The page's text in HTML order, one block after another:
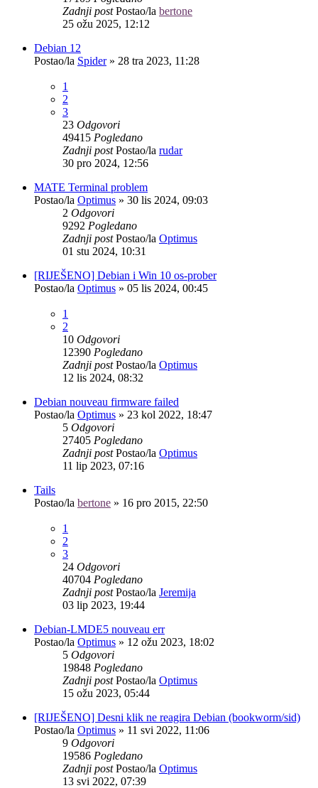
Zadnji postPostao/la bertone
25 ožu 2025, 12:12
Debian 12
Postao/la Spider» 28 tra 2023, 11:28
1
2
3
23 Odgovori
49415 Pogledano
Zadnji postPostao/la rudar
30 pro 2024, 12:56
MATE Terminal problem
Postao/la Optimus » 30 lis 2024, 09:03
2 Odgovori
9292 Pogledano
Zadnji postPostao/la Optimus
01 stu 2024, 10:31
[RIJEŠENO] Debian i Win 10 os-prober
Postao/la Optimus » 05 lis 2024, 00:45
1
2
10 Odgovori
12390 Pogledano
Zadnji postPostao/la Optimus
12 lis 2024, 08:32
Debian nouveau firmware failed
Postao/la Optimus » 23 kol 2022, 18:47
5 Odgovori
27405 Pogledano
Zadnji postPostao/la Optimus
11 lip 2023, 07:16
Tails
Postao/la bertone » 16 pro 2015, 22:50
1
2
3
24 Odgovori
40704 Pogledano
Zadnji postPostao/la Jeremija
03 lip 2023, 19:44
Debian-LMDE5 nouveau err
Postao/la Optimus » 12 ožu 2023, 18:02
5 Odgovori
19848 Pogledano
Zadnji postPostao/la Optimus
15 ožu 2023, 05:44
[RIJEŠENO] Desni klik ne reagira Debian (bookworm/sid)
Postao/la Optimus » 11 svi 2022, 11:06
9 Odgovori
19586 Pogledano
Zadnji postPostao/la Optimus
13 svi 2022, 07:39